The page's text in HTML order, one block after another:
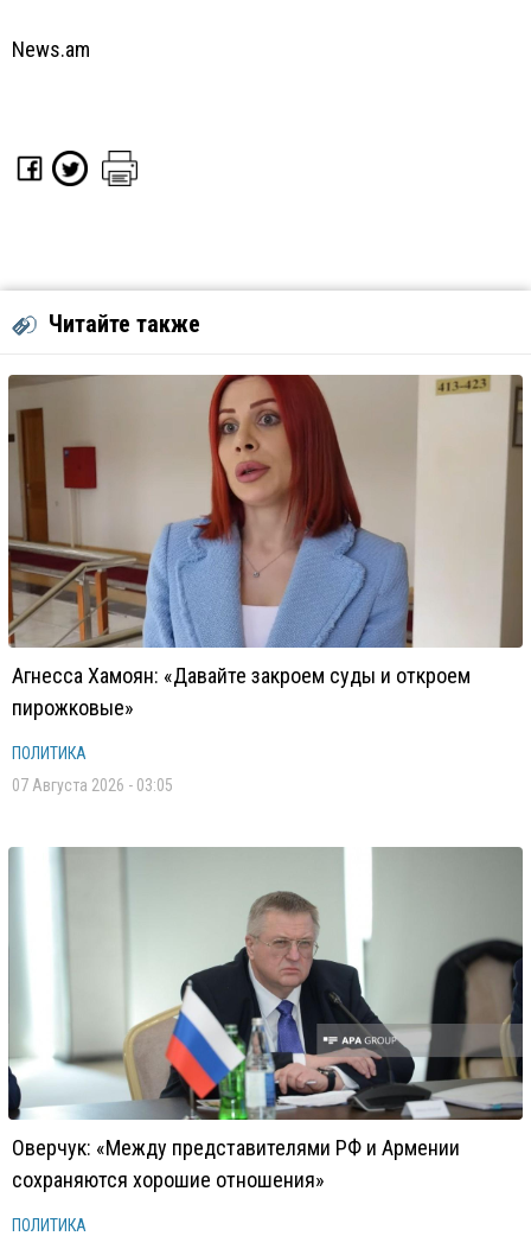
News.am
Читайте также
Агнесса Хамоян: «Давайте закроем суды и откроем
пирожковые»
ПОЛИТИКА
07 Августа 2026 - 03:05
Оверчук: «Между представителями РФ и Армении
сохраняются хорошие отношения»
ПОЛИТИКА